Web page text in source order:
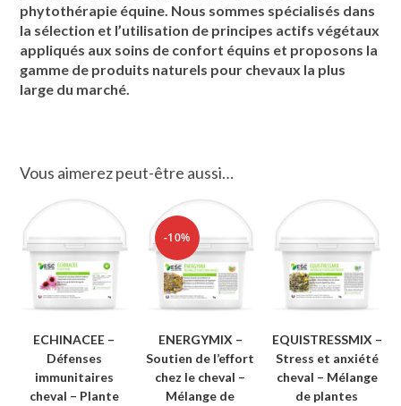
phytothérapie équine. Nous sommes spécialisés dans
la sélection et l’utilisation de principes actifs végétaux
appliqués aux soins de confort équins et proposons la
gamme de produits naturels pour chevaux la plus
large du marché.
Vous aimerez peut-être aussi…
ECHINACEE –
Défenses
immunitaires
cheval – Plante
-10%
ENERGYMIX –
Soutien de l’effort
chez le cheval –
Mélange de
EQUISTRESSMIX –
Stress et anxiété
cheval – Mélange
de plantes